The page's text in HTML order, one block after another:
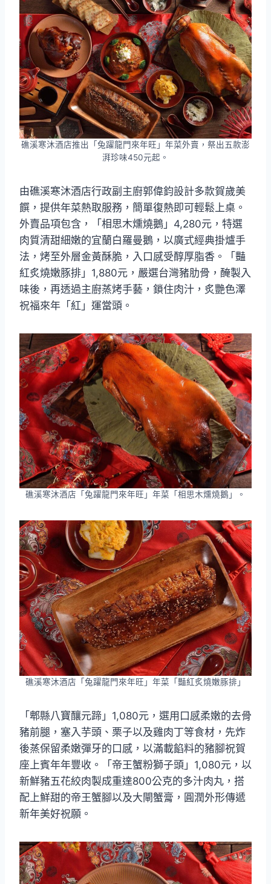
礁溪寒沐酒店推出「兔躍龍門來年旺」年菜外賣，祭出五款澎
湃珍味450元起。
由礁溪寒沐酒店行政副主廚郭偉鈞設計多款賀歲美
饌，提供年菜熱取服務，簡單復熱即可輕鬆上桌。
外賣品項包含，「相思木燻燒鵝」4,280元，特選
肉質清甜細嫩的宜蘭白羅曼鵝，以廣式經典掛爐手
法，烤至外層金黃酥脆，入口感受醇厚脂香。「豔
紅炙燒嫩豚排」1,880元，嚴選台灣豬肋骨，醃製入
味後，再透過主廚蒸烤手藝，鎖住肉汁，炙艷色澤
祝福來年「紅」運當頭。
礁溪寒沐酒店「兔躍龍門來年旺」年菜「相思木燻燒鵝」。
礁溪寒沐酒店「兔躍龍門來年旺」年菜「豔紅炙燒嫩豚排」
「郫縣八寶釀元蹄」1,080元，選用口感柔嫩的去骨
豬前腿，塞入芋頭、栗子以及雞肉丁等食材，先炸
後蒸保留柔嫩彈牙的口感，以滿載餡料的豬腳祝賀
座上賓年年豐收。「帝王蟹粉獅子頭」1,080元，以
新鮮豬五花絞肉製成重達800公克的多汁肉丸，搭
配上鮮甜的帝王蟹腳以及大閘蟹膏，圓潤外形傳遞
新年美好祝願。